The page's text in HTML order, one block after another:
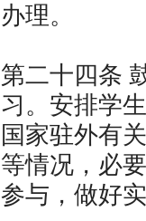
办理。
第二十四条
习。安排学
国家驻外有
等情况，必
参与，做好